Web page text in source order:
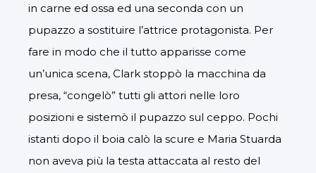
in carne ed ossa ed una seconda con un
pupazzo a sostituire l’attrice protagonista. Per
fare in modo che il tutto apparisse come
un’unica scena, Clark stoppò la macchina da
presa, “congelò” tutti gli attori nelle loro
posizioni e sistemò il pupazzo sul ceppo. Pochi
istanti dopo il boia calò la scure e Maria Stuarda
non aveva più la testa attaccata al resto del